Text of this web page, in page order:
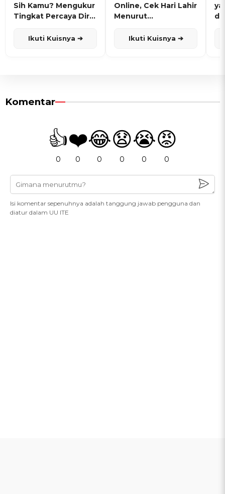
Sih Kamu? Mengukur
Tingkat Percaya Diri
Ikuti Kuisnya ➔
Online, Cek Hari Lahir
Menurut
Ikuti Kuisnya ➔
Komentar
👍
0
❤️
0
😂
0
😧
0
😭
0
😡
0
Isi komentar sepenuhnya adalah tanggung jawab pengguna dan
diatur dalam UU ITE